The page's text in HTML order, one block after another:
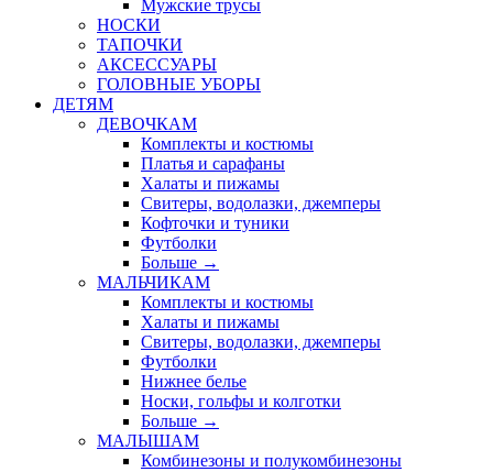
Мужские трусы
НОСКИ
ТАПОЧКИ
АКСЕССУАРЫ
ГОЛОВНЫЕ УБОРЫ
ДЕТЯМ
ДЕВОЧКАМ
Комплекты и костюмы
Платья и сарафаны
Халаты и пижамы
Свитеры, водолазки, джемперы
Кофточки и туники
Футболки
Больше →
МАЛЬЧИКАМ
Комплекты и костюмы
Халаты и пижамы
Свитеры, водолазки, джемперы
Футболки
Нижнее белье
Носки, гольфы и колготки
Больше →
МАЛЫШАМ
Комбинезоны и полукомбинезоны